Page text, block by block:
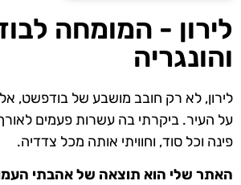
לירון - המומחה
והונגריה
לירון, לא רק חובב מושבע של בודפשט,
על העיר. ביקרתי בה עשרות פעמים
פינה וכל סוד, וחוויתי אותה מכל צדדיה.
האתר שלי הוא תוצאה של אהבתי